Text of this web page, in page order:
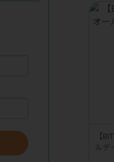
【
ルデ